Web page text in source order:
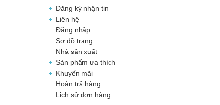
Đăng ký nhận tin
Liên hệ
Đăng nhập
Sơ đồ trang
Nhà sản xuất
Sản phẩm ưa thích
Khuyến mãi
Hoàn trả hàng
Lịch sử đơn hàng